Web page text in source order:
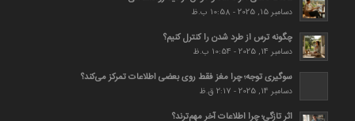
دسامبر 15, 2025 - 10:58 ب.ظ
چگونه ترس از طرد شدن را کنترل کنیم؟
دسامبر 14, 2025 - 10:54 ب.ظ
سوگیری توجه؛ چرا مغز فقط روی بعضی اطلاعات تمرکز می‌کند؟
دسامبر 14, 2025 - 2:17 ق.ظ
اثر تازگی؛ چرا اطلاعات آخر مهم‌ترند؟